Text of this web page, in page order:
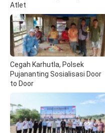
Atlet
Cegah Karhutla, Polsek
Pujananting Sosialisasi Door
to Door